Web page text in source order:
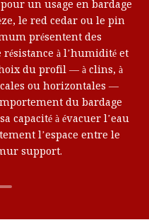
un usage en bardage
le red cedar ou le pin
présentent des
à l’humidité et
du profil — à clins, à
ou horizontales —
du bardage
capacité à évacuer l’eau
l’espace entre le
support.